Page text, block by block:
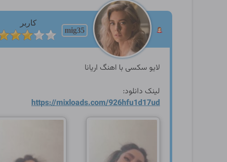
mig35
کاربر
لایو سکسی با اهنگ اریانا
لینک دانلود:
https://mixloads.com/926hfu1d17ud